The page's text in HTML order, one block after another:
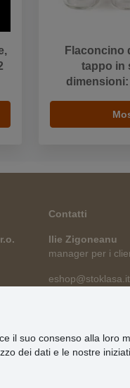
Flaconcino
tappo in
dimensioni:
Contatti
Ilie Zigoneanu
manager per i
eshop@stoklasa.it
il suo consenso alla loro
dei dati e le nostre